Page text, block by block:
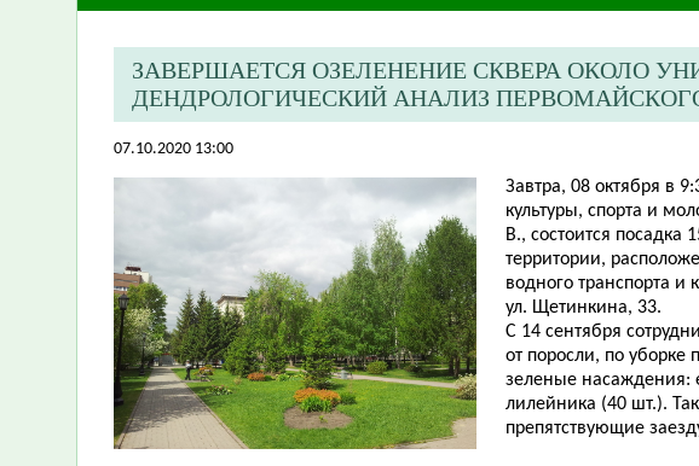
ЗАВЕРШАЕТСЯ ОЗЕЛЕНЕНИЕ СКВЕРА ОКОЛО
ДЕНДРОЛОГИЧЕСКИЙ АНАЛИЗ
07.10.2020 13:00
Завтра, 08 октября в
культуры, спорта и
В., состоится посадка
территории,
водного транспорта и
ул. Щетинкина, 33.
С 14 сентября
от поросли, по
зеленые насаждения:
лилейника (40 шт.).
препятствующие